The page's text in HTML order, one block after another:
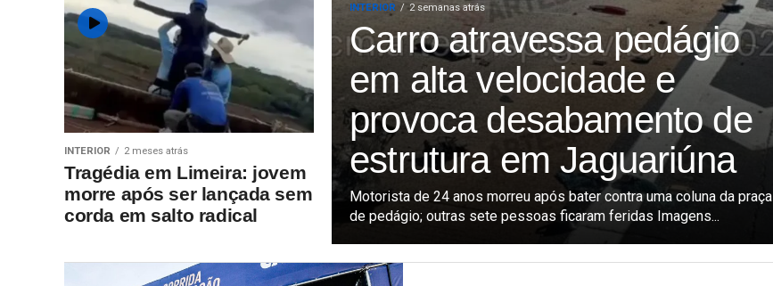
INTERIOR 2 semanas atrás
Carro atravessa pedágio
em alta velocidade e
provoca desabamento de
estrutura em Jaguariúna
Motorista de 24 anos morreu após bater contra uma coluna da praça
de pedágio; outras sete pessoas ficaram feridas Imagens...
INTERIOR 2 meses atrás
Tragédia em Limeira: jovem
morre após ser lançada sem
corda em salto radical